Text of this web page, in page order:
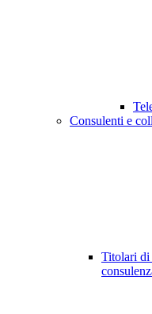
Consulenti e
Titolari di